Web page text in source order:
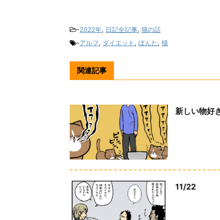
-2022年, 日記全記事, 猫の話
-アルフ, ダイエット , ぽんた, 猫
関連記事
新しい物好
11/22